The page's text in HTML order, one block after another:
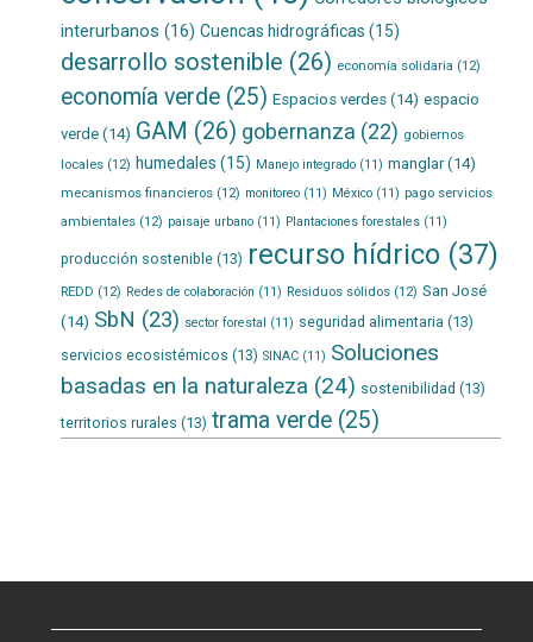
interurbanos (16) Cuencas hidrográficas (15)
desarrollo sostenible (26) economía solidaria (12)
economía verde(25) Espacios verdes(14) espacio
verde(14) GAM (26) gobernanza (22) gobiernos
locales(12) humedales (15) Manejo integrado(11) manglar(14)
mecanismos financieros(12) monitoreo(11) México(11) pago servicios
ambientales(12) paisaje urbano(11) Plantaciones forestales(11)
producción sostenible(13) recurso hídrico(37)
REDD (12) Redes de colaboración (11) Residuos sólidos(12) San José
(14) SbN (23) sector forestal (11) seguridad alimentaria (13)
servicios ecosistémicos (13) SINAC(11) Soluciones
basadas en la naturaleza (24) sostenibilidad (13)
territorios rurales (13) trama verde(25)